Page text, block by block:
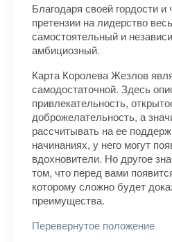
Благодаря своей гордости
претензии на лидерство
самостоятельный и
амбициозный.
Карта Королева Жезлов
самодостаточной. Здесь
привлекательность,
доброжелательность, а
рассчитывать на ее
начинаниях, у него могут
вдохновители. Но другое
том, что перед вами
которому сложно будет
преимущества.
Перевернутое положение